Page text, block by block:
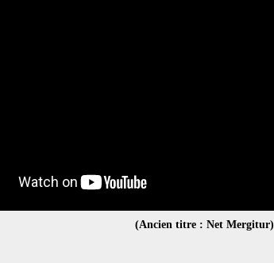
(Ancien titre : Net Mergitur)